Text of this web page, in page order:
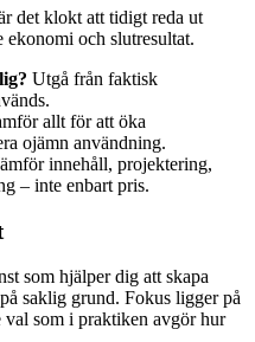
det klokt att tidigt reda ut
ekonomi och slutresultat.
Utgå från faktisk
allt för att öka
ojämn användning.
innehåll, projektering,
– inte enbart pris.
som hjälper dig att skapa
saklig grund. Fokus ligger på
som i praktiken avgör hur